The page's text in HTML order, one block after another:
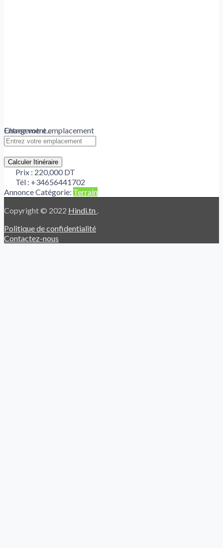
Chargement...
Entrez votre emplacement
Calculer Itinéraire
Prix : 220,000 DT
Tél : +34656441702
Annonce Catégorie: Terrain
Copyright © 2022 Hindi.tn .
Politique de confidentialité
Contactez-nous